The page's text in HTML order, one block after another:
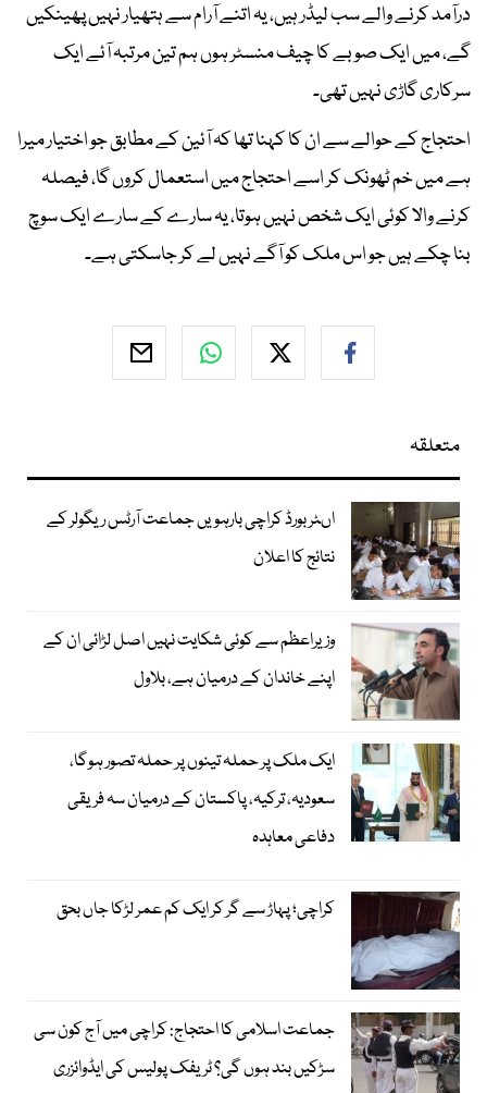
درآمد کرنے والے سب لیڈر ہیں، یہ اتنے آرام سے ہتھیار نہیں پھینکیں
گے، میں ایک صوبے کا چیف منسٹر ہوں ہم تین مرتبہ آئے ایک
سرکاری گاڑی نہیں تھی۔
احتجاج کے حوالے سے ان کا کہنا تھا کہ آئین کے مطابق جو اختیار میرا
ہے میں خم ٹھونک کر اسے احتجاج میں استعمال کروں گا، فیصلہ
کرنے والا کوئی ایک شخص نہیں ہوتا، یہ سارے کے سارے ایک سوچ
بنا چکے ہیں جو اس ملک کو آگے نہیں لے کر جاسکتی ہے۔
متعلقہ
اںٹر بورڈ کراچی بارہویں جماعت آرٹس ریگولر کے
نتائج کا اعلان
وزیراعظم سے کوئی شکایت نہیں اصل لڑائی ان کے
اپنے خاندان کے درمیان ہے، بلاول
ایک ملک پر حملہ تینوں پر حملہ تصور ہوگا،
سعودیہ، ترکیہ، پاکستان کے درمیان سہ فریقی
دفاعی معاہدہ
کراچی؛ پہاڑ سے گر کر ایک کم عمر لڑکا جاں بحق
جماعت اسلامی کا احتجاج: کراچی میں آج کون سی
سڑکیں بند ہوں گی؟ ٹریفک پولیس کی ایڈوائزری